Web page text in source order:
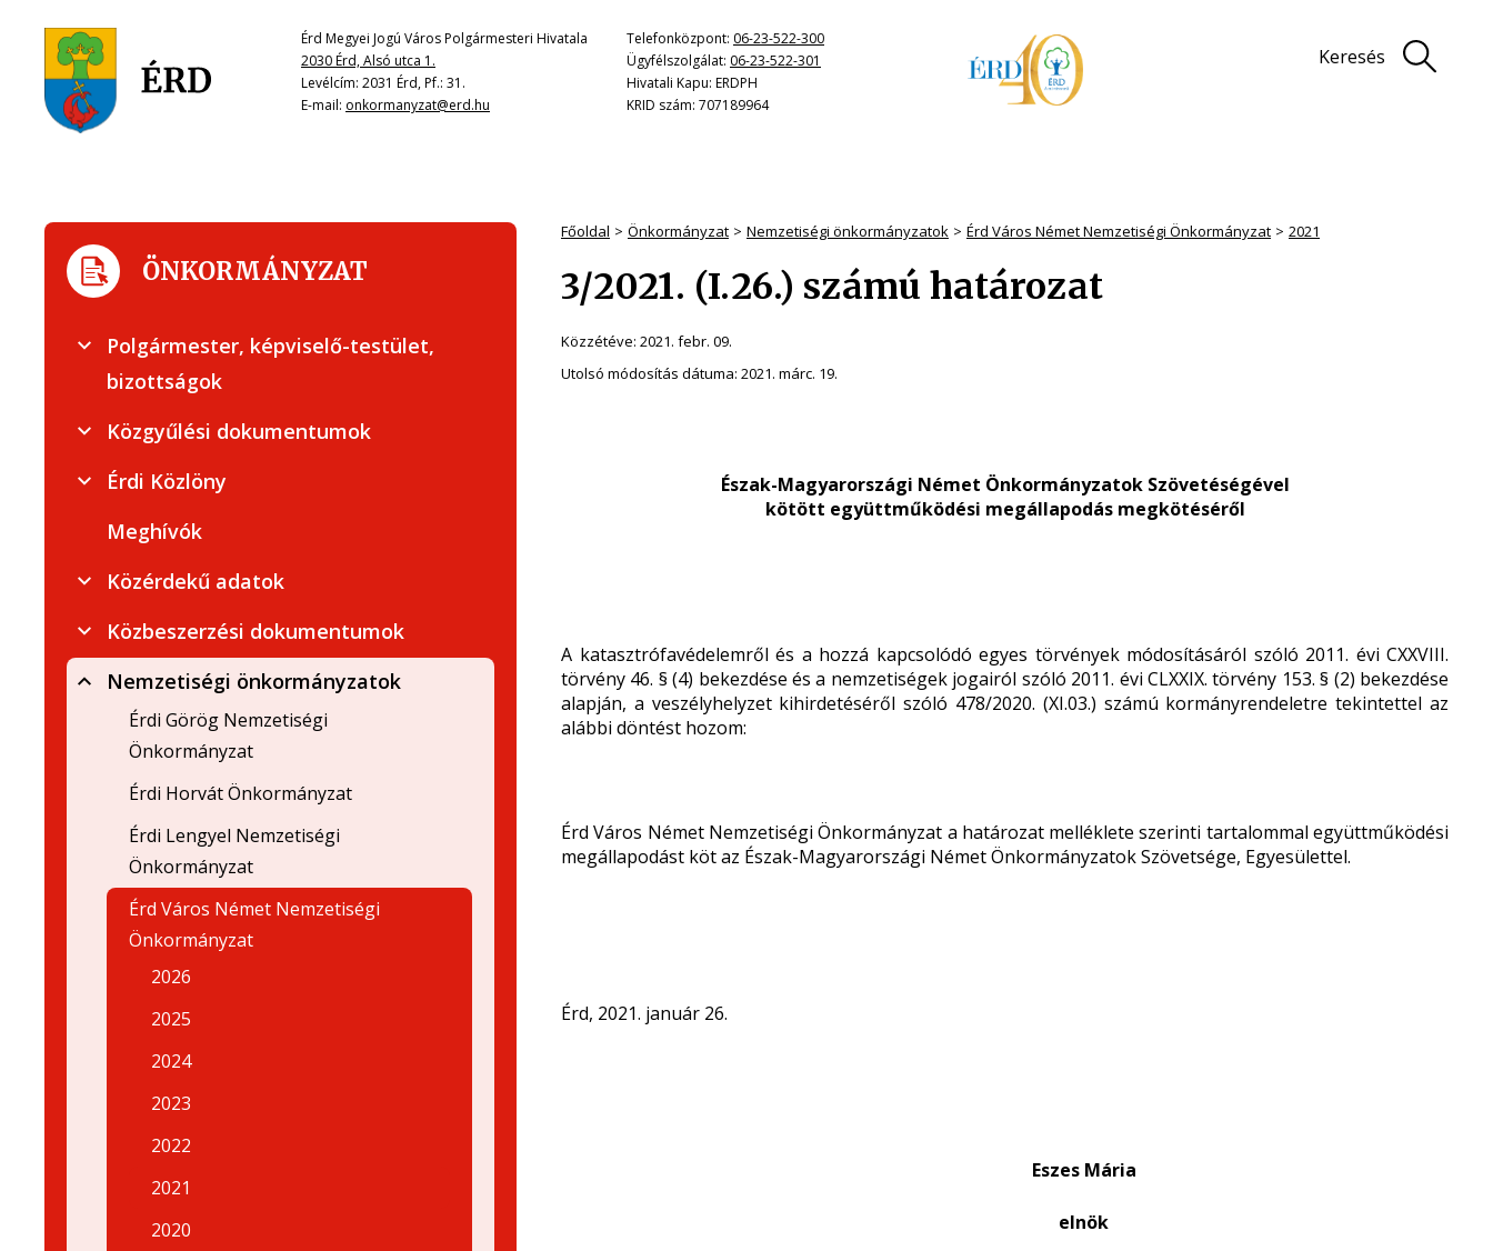
Érd Megyei Jogú Város Polgármesteri Hivatala
2030 Érd, Alsó utca 1.
Levélcím: 2031 Érd, Pf.: 31.
E-mail: onkormanyzat@erd.hu
Telefonközpont: 06-23-522-300
Ügyfélszolgálat: 06-23-522-301
Hivatali Kapu: ERDPH
KRID szám: 707189964
Keresés
Főoldal Önkormányzat Nemzetiségi önkormányzatok Érd Város Német Nemzetiségi Önkormányzat 2021
3/2021. (I.26.) számú határozat
Közzétéve: 2021. febr. 09.
Utolsó módosítás dátuma: 2021. márc. 19.
Észak-Magyarországi Német Önkormányzatok Szövetéségével
kötött együttműködési megállapodás megkötéséről
A katasztrófavédelemről és a hozzá kapcsolódó egyes törvények módosításáról szóló 2011. évi CXXVIII.
törvény 46. § (4) bekezdése és a nemzetiségek jogairól szóló 2011. évi CLXXIX. törvény 153. § (2) bekezdése
alapján, a veszélyhelyzet kihirdetéséről szóló 478/2020. (XI.03.) számú kormányrendeletre tekintettel az
alábbi döntést hozom:
Érd Város Német Nemzetiségi Önkormányzat a határozat melléklete szerinti tartalommal együttműködési
megállapodást köt az Észak-Magyarországi Német Önkormányzatok Szövetsége, Egyesülettel.
Érd, 2021. január 26.
Eszes Mária
elnök
ÖNKORMÁNYZAT
Polgármester, képviselő-testület,
bizottságok
Közgyűlési dokumentumok
Érdi Közlöny
Meghívók
Közérdekű adatok
Közbeszerzési dokumentumok
Nemzetiségi önkormányzatok
Érdi Görög Nemzetiségi
Önkormányzat
Érdi Horvát Önkormányzat
Érdi Lengyel Nemzetiségi
Önkormányzat
Érd Város Német Nemzetiségi
Önkormányzat
2026
2025
2024
2023
2022
2021
2020